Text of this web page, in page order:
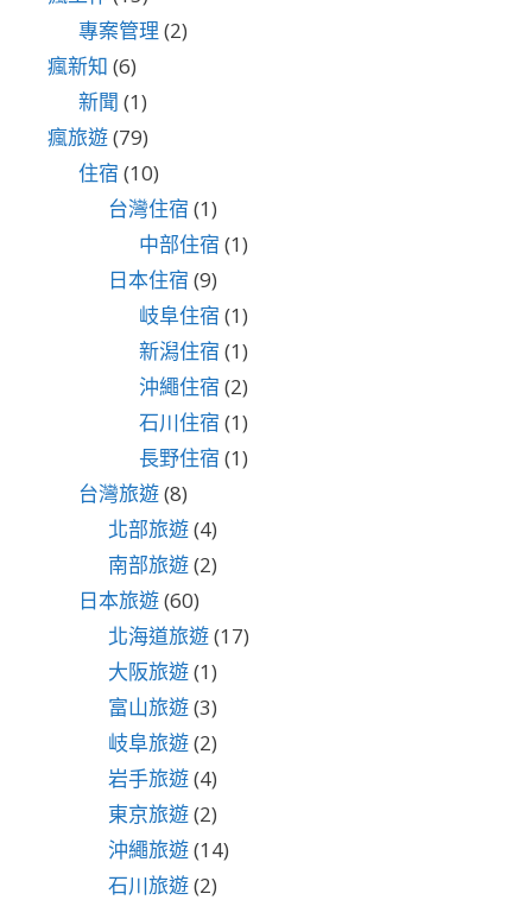
專案管理 (2)
瘋新知 (6)
新聞 (1)
瘋旅遊(79)
住宿 (10)
台灣住宿 (1)
中部住宿 (1)
日本住宿 (9)
岐阜住宿 (1)
新潟住宿 (1)
沖繩住宿 (2)
石川住宿 (1)
長野住宿 (1)
台灣旅遊(8)
北部旅遊(4)
南部旅遊(2)
日本旅遊(60)
北海道旅遊(17)
大阪旅遊(1)
富山旅遊(3)
岐阜旅遊(2)
岩手旅遊(4)
東京旅遊(2)
沖繩旅遊(14)
石川旅遊(2)